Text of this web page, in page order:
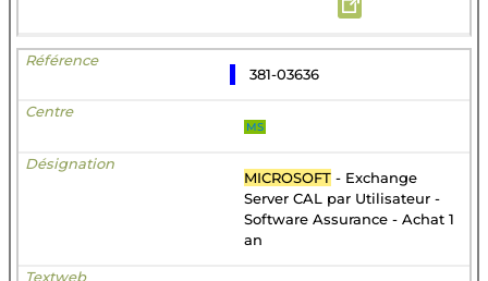
381-03636
MS
MICROSOFT - Exchange
Server CAL par Utilisateur -
Software Assurance - Achat 1
an